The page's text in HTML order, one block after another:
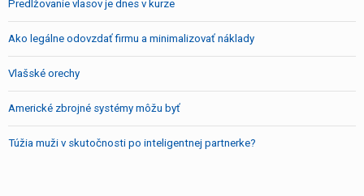
Predlžovanie vlasov je dnes v kurze
Ako legálne odovzdať firmu a minimalizovať náklady
Vlašské orechy
Americké zbrojné systémy môžu byť
Túžia muži v skutočnosti po inteligentnej partnerke?